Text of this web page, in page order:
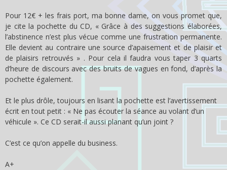
Pour 12€ + les frais port, ma bonne dame, on vous promet que,
je cite la pochette du CD, « Grâce à des suggestions élaborées,
l’abstinence n’est plus vécue comme une frustration permanente.
Elle devient au contraire une source d’apaisement et de plaisir et
de plaisirs retrouvés » . Pour cela il faudra vous taper 3 quarts
d’heure de discours avec des bruits de vagues en fond, d’après la
pochette également.
Et le plus drôle, toujours en lisant la pochette est l’avertissement
écrit en tout petit : « Ne pas écouter la séance au volant d’un
véhicule ». Ce CD serait-il aussi planant qu’un joint ?
C’est ce qu’on appelle du business.
A+